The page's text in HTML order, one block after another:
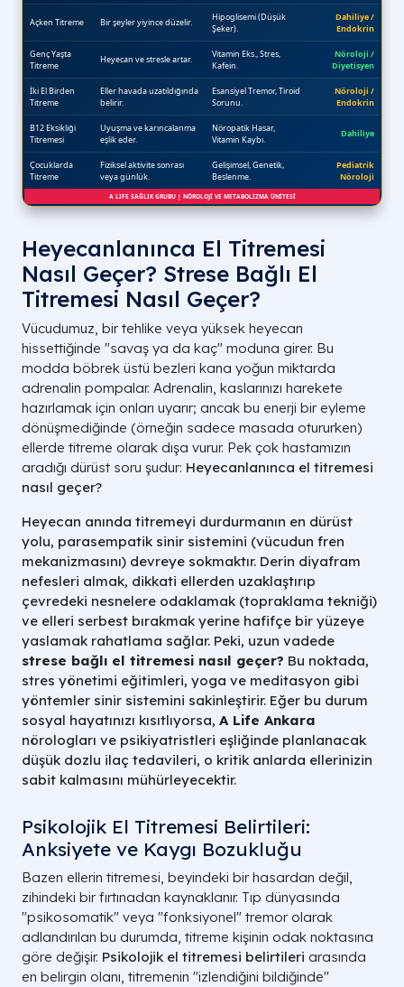
Heyecanlanınca El Titremesi
Nasıl Geçer? Strese Bağlı El
Titremesi Nasıl Geçer?
Vücudumuz, bir tehlike veya yüksek heyecan
hissettiğinde "savaş ya da kaç" moduna girer. Bu
modda böbrek üstü bezleri kana yoğun miktarda
adrenalin pompalar. Adrenalin, kaslarınızı harekete
hazırlamak için onları uyarır; ancak bu enerji bir eyleme
dönüşmediğinde (örneğin sadece masada otururken)
ellerde titreme olarak dışa vurur. Pek çok hastamızın
aradığı dürüst soru şudur: Heyecanlanınca el titremesi
nasıl geçer?
Heyecan anında titremeyi durdurmanın en dürüst
yolu, parasempatik sinir sistemini (vücudun fren
mekanizmasını) devreye sokmaktır. Derin diyafram
nefesleri almak, dikkati ellerden uzaklaştırıp
çevredeki nesnelere odaklamak (topraklama tekniği)
ve elleri serbest bırakmak yerine hafifçe bir yüzeye
yaslamak rahatlama sağlar. Peki, uzun vadede
strese bağlı el titremesi nasıl geçer? Bu noktada,
stres yönetimi eğitimleri, yoga ve meditasyon gibi
yöntemler sinir sistemini sakinleştirir. Eğer bu durum
sosyal hayatınızı kısıtlıyorsa, A Life Ankara
nörologları ve psikiyatristleri eşliğinde planlanacak
düşük dozlu ilaç tedavileri, o kritik anlarda ellerinizin
sabit kalmasını mühürleyecektir.
Psikolojik El Titremesi Belirtileri:
Anksiyete ve Kaygı Bozukluğu
Bazen ellerin titremesi, beyindeki bir hasardan değil,
zihindeki bir fırtınadan kaynaklanır. Tıp dünyasında
"psikosomatik" veya "fonksiyonel" tremor olarak
adlandırılan bu durumda, titreme kişinin odak noktasına
göre değişir. Psikolojik el titremesi belirtileri arasında
en belirgin olanı, titremenin "izlendiğini bildiğinde"